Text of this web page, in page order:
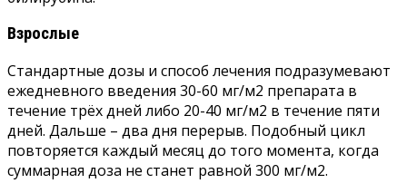
Взрослые
Стандартные дозы и способ лечения подразумевают
ежедневного введения 30-60 мг/м2 препарата в
течение трёх дней либо 20-40 мг/м2 в течение пяти
дней. Дальше – два дня перерыв. Подобный цикл
повторяется каждый месяц до того момента, когда
суммарная доза не станет равной 300 мг/м2.